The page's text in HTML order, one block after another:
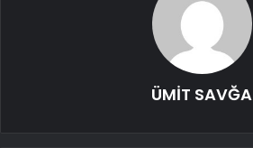
ÜMİT SAVĞA